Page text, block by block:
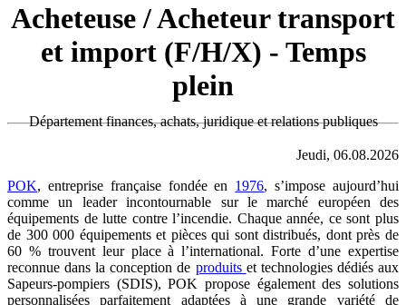
Acheteuse / Acheteur transport
et import (F/H/X) - Temps
plein
Département finances, achats, juridique et relations publiques
Jeudi, 06.08.2026
POK, entreprise française fondée en 1976, s’impose aujourd’hui
comme un leader incontournable sur le marché européen des
équipements de lutte contre l’incendie. Chaque année, ce sont plus
de 300 000 équipements et pièces qui sont distribués, dont près de
60 % trouvent leur place à l’international. Forte d’une expertise
reconnue dans la conception de produits et technologies dédiés aux
Sapeurs-pompiers (SDIS), POK propose également des solutions
personnalisées parfaitement adaptées à une grande variété de